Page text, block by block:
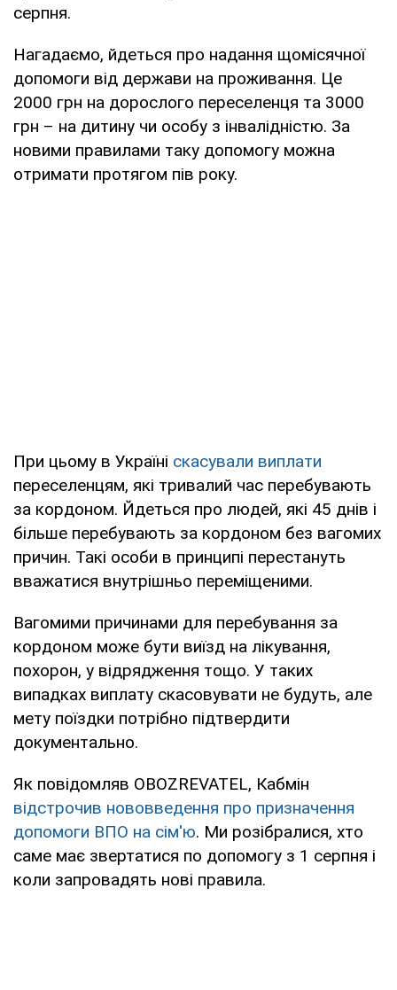
серпня.
Нагадаємо, йдеться про надання щомісячної
допомоги від держави на проживання. Це
2000 грн на дорослого переселенця та 3000
грн – на дитину чи особу з інвалідністю. За
новими правилами таку допомогу можна
отримати протягом пів року.
При цьому в Україні скасували виплати
переселенцям, які тривалий час перебувають
за кордоном. Йдеться про людей, які 45 днів і
більше перебувають за кордоном без вагомих
причин. Такі особи в принципі перестануть
вважатися внутрішньо переміщеними.
Вагомими причинами для перебування за
кордоном може бути виїзд на лікування,
похорон, у відрядження тощо. У таких
випадках виплату скасовувати не будуть, але
мету поїздки потрібно підтвердити
документально.
Як повідомляв OBOZREVATEL, Кабмін
відстрочив нововведення про призначення
допомоги ВПО на сім'ю. Ми розібралися, хто
саме має звертатися по допомогу з 1 серпня і
коли запровадять нові правила.